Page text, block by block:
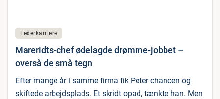
Lederkarriere
Mareridts-chef ødelagde drømme-jobbet –
overså de små tegn
Efter mange år i samme firma fik Peter chancen og
skiftede arbejdsplads. Et skridt opad, tænkte han. Men